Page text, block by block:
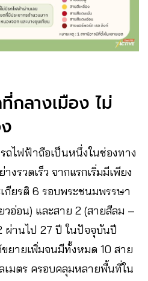
กลางเมือง ไม่
ถไฟฟ้าถือเป็นหนึ่งในช่องทาง
รวดเร็ว จากแรกเริ่มมีเพียง
กียรติ 6 รอบพระชนมพรรษา
วอ่อน) และสาย 2 (สายสีลม –
ผ่านไป 27 ปี ในปัจจุบันปี
ยายเพิ่มจนมีทั้งหมด 10 สาย
เมตร ครอบคลุมหลายพื้นที่ใน